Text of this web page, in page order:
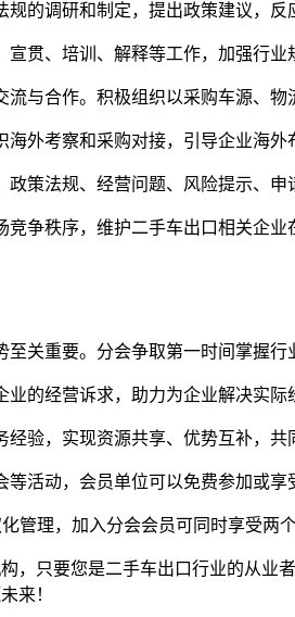
的调研和制定，提出政策建议，反
贯、培训、解释等工作，加强行业
与合作。积极组织以采购车源、
外考察和采购对接，引导企业海
策法规、经营问题、风险提示、
争秩序，维护二手车出口相关企业
关重要。分会争取第一时间掌握
的经营诉求，助力为企业解决实际
验，实现资源共享、优势互补，共
活动，会员单位可以免费参加或
管理，加入分会会员可同时享受两
，只要您是二手车出口行业的从
来！